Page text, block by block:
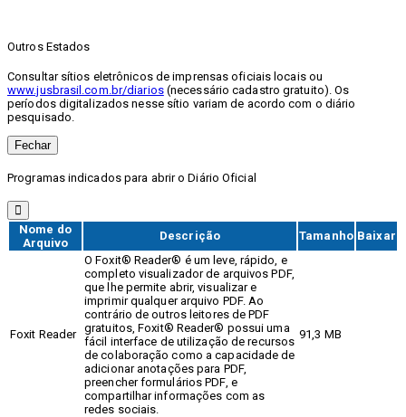
Outros Estados
Consultar sítios eletrônicos de imprensas oficiais locais ou
www.jusbrasil.com.br/diarios(necessário cadastro gratuito). Os
períodos digitalizados nesse sítio variam de acordo com o diário
pesquisado.
Fechar
Programas indicados para abrir o Diário Oficial
Nome do
Arquivo
Descrição Tamanho Baixar
Foxit Reader
O Foxit® Reader® é um leve, rápido, e
completo visualizador de arquivos PDF,
que lhe permite abrir, visualizar e
imprimir qualquer arquivo PDF. Ao
contrário de outros leitores de PDF
gratuitos, Foxit® Reader® possui uma
fácil interface de utilização de recursos
de colaboração como a capacidade de
adicionar anotações para PDF,
preencher formulários PDF, e
compartilhar informações com as
redes sociais.
91,3 MB